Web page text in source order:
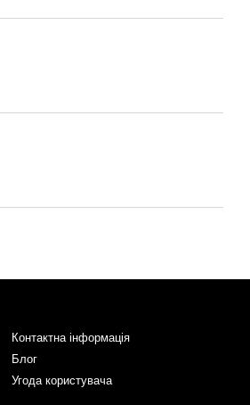
Контактна інформація
Блог
Угода користувача